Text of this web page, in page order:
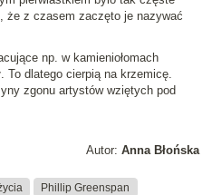
że z czasem zaczęto je nazywać
np. w kamieniołomach
To dlatego cierpią na krzemicę.
zgonu artystów wziętych pod
Autor: Anna Błońska
Phillip Greenspan